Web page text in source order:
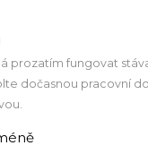
prozatím fungovat
dočasnou pracovní